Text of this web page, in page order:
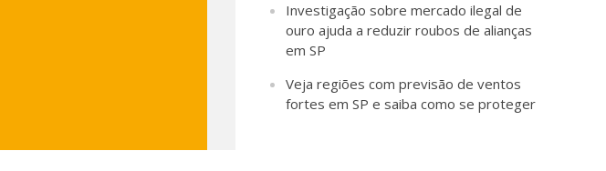
Investigação sobre mercado ilegal de
ouro ajuda a reduzir roubos de alianças
em SP
Veja regiões com previsão de ventos
fortes em SP e saiba como se proteger